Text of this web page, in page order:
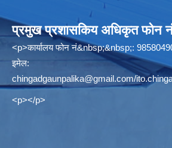
प्रमुख प्रशासकिय अधिकृत फोन
<p>कार्यालय फोन नं&nbsp;&nbsp;:
इमेल:
chingadgaunpalika@gmail.com/
<p></p>